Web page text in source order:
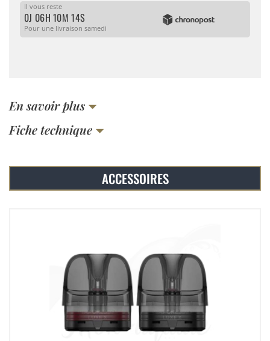
Il vous reste
0J 06H 10M 14S
Pour une livraison samedi
En savoir plus
Fiche technique
ACCESSOIRES